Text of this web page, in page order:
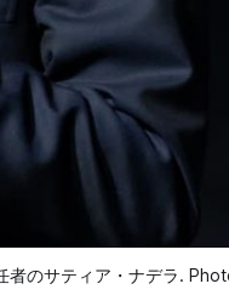
者のサティア・ナデラ.